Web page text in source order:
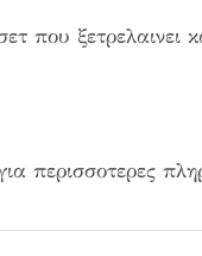
που ξετρελαινει
περισσοτερες